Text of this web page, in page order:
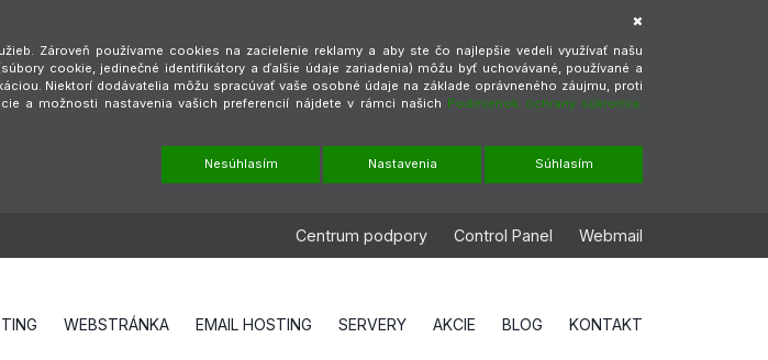
Zároveň používame cookies na zacielenie reklamy a aby ste čo najlepšie vedeli využívať našu
cookie, jedinečné identifikátory a ďalšie údaje zariadenia) môžu byť uchovávané, používané a
Niektorí dodávatelia môžu spracúvať vaše osobné údaje na základe oprávneného záujmu, proti
a možnosti nastavenia vašich preferencií nájdete v rámci našich Podmienok ochrany súkromia.
Nesúhlasím Nastavenia Súhlasím
Centrum podpory Control Panel Webmail
WEBSTRÁNKA EMAIL HOSTING SERVERY AKCIE BLOG KONTAKT